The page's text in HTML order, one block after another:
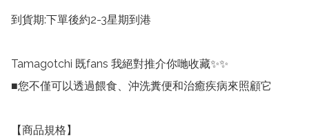
到貨期:下單後約2-3星期到港
Tamagotchi 既fans 我絕對推介你哋收藏✨✨
■您不僅可以透過餵食、沖洗糞便和治癒疾病來照顧它
【商品規格】